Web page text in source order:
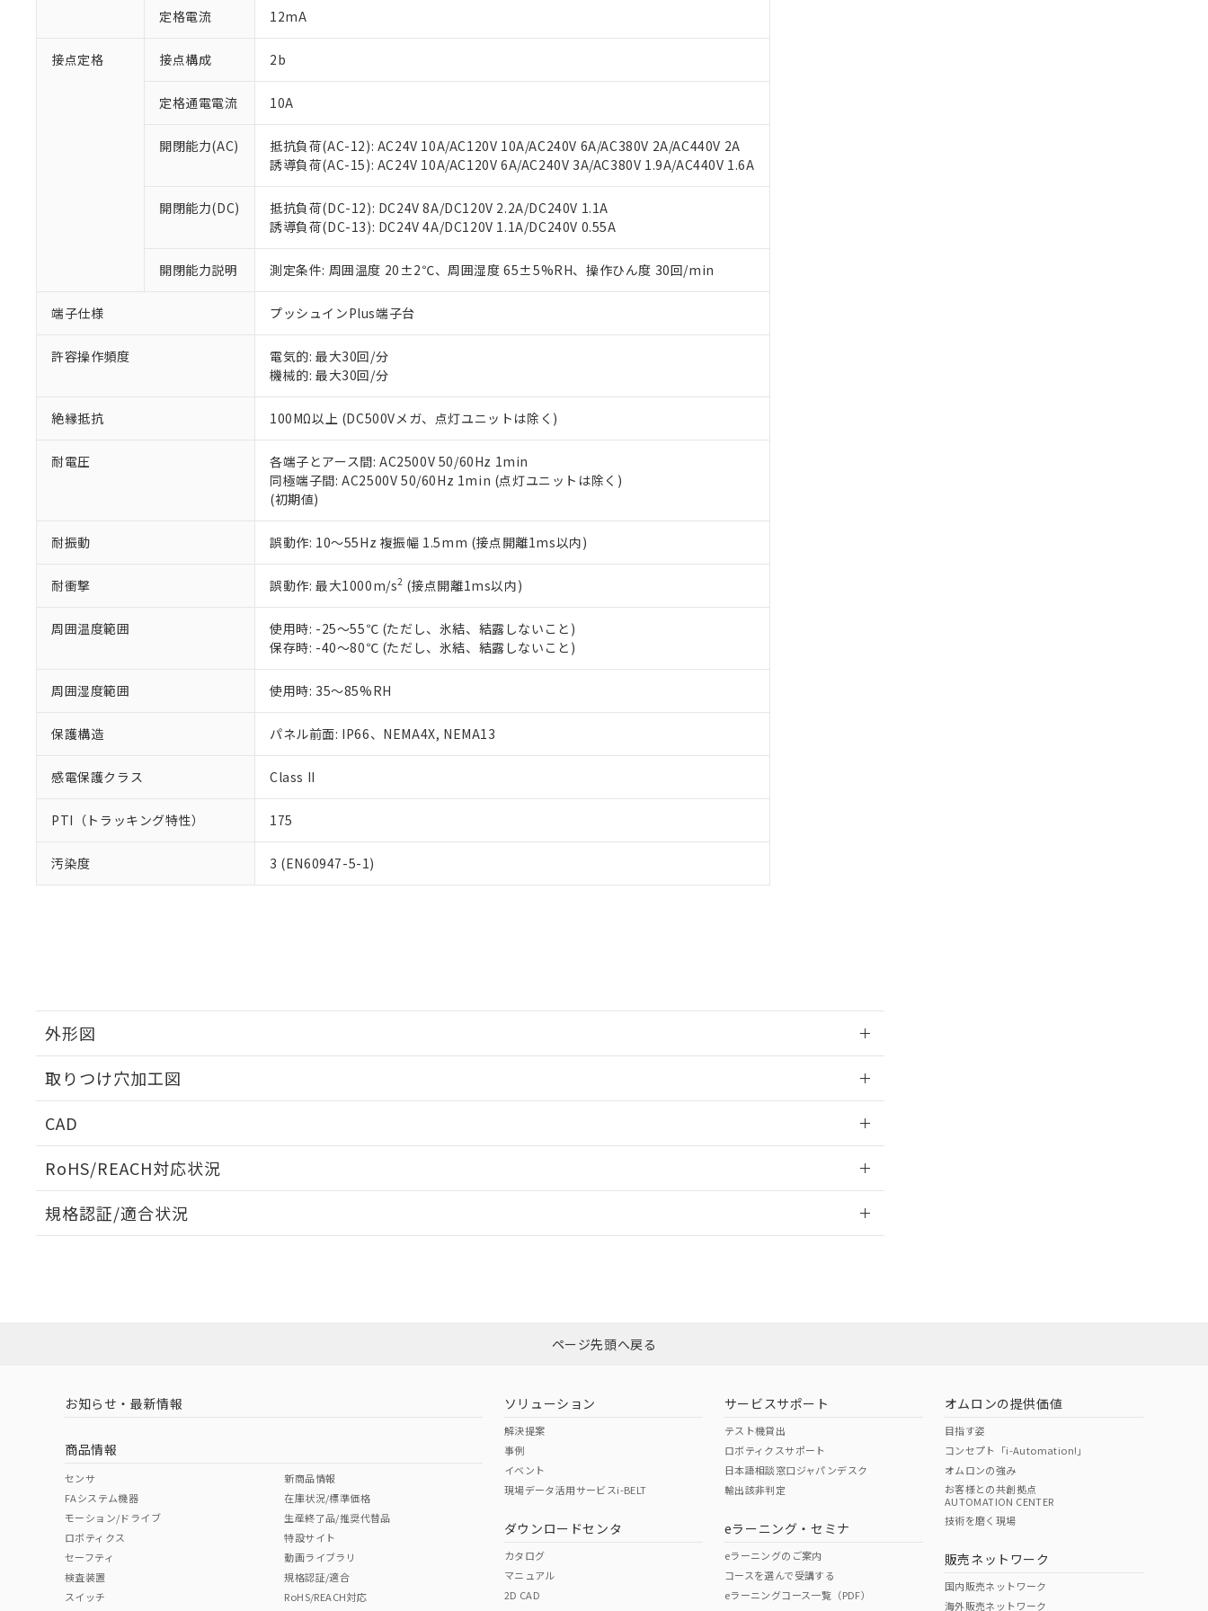
定格電流 12mA
接点定格 接点構成 2b
定格通電電流 10A
開閉能力(AC)
抵抗負荷(AC-12): AC24V 10A/AC120V 10A/AC240V 6A/AC380V 2A/AC440V 2A
誘導負荷(AC-15): AC24V 10A/AC120V 6A/AC240V 3A/AC380V 1.9A/AC440V 1.6A
開閉能力(DC)
抵抗負荷(DC-12): DC24V 8A/DC120V 2.2A/DC240V 1.1A
誘導負荷(DC-13): DC24V 4A/DC120V 1.1A/DC240V 0.55A
開閉能力説明 測定条件: 周囲温度 20±2℃、周囲湿度 65±5%RH、操作ひん度 30回/min
端子仕様 プッシュインPlus端子台
許容操作頻度
電気的: 最大30回/分
機械的: 最大30回/分
絶縁抵抗 100MΩ以上 (DC500Vメガ、点灯ユニットは除く)
耐電圧
各端子とアース間: AC2500V 50/60Hz 1min
同極端子間: AC2500V 50/60Hz 1min (点灯ユニットは除く)
(初期値)
耐振動 誤動作: 10～55Hz 複振幅 1.5mm (接点開離1ms以内)
耐衝撃 誤動作: 最大1000m/s2 (接点開離1ms以内)
周囲温度範囲
使用時: -25～55℃ (ただし、氷結、結露しないこと)
保存時: -40～80℃ (ただし、氷結、結露しないこと)
周囲湿度範囲 使用時: 35～85%RH
保護構造 パネル前面: IP66、NEMA4X, NEMA13
感電保護クラス Class II
PTI（トラッキング特性） 175
汚染度 3 (EN60947-5-1)
外形図
取りつけ穴加工図
CAD
RoHS/REACH対応状況
EU RoHS 注意事項・凡例
ダウンロードはこちら
中国 RoHS 注意事項・凡例
中国 RoHS表
Pb Hg Cr(VI)
O O
規格認証/適合状況
い。
正式な納期状況および標準価格はお客様のお取引先、またはお客様担当のオムロン制御機器販売店・
当社販売員にご相談ください。
オムロン制御機器販売店や当社販売拠点は「販売ネットワーク
」をご確認ください。
在庫状況および標準価格結果を当社の事前の承諾なく第三者に漏洩または開示しないようお願いしま
す。
マイパーツ機能（部品リスト作成サービス）をご利用いただくには、I-Webメンバーズにご登録され
お客様が当ウェブサイト上で当社にご登録された部品リストについて、当社および当社の共同利用者
が、当社の製品・サービスに関するお客様との取引・商談に必要な範囲で利用することをご了承くだ
さい。
※当社の共同利用者とは、"個人情報の共同利用に関して"
の「1.共同利用者の範囲」に記載されて
いる法人を指します。
但し、RoHS指令で産業用監視および制御機器に対する適用除外項目は除く。
※2 対応予定月
部品在庫の切り替え状況などにより、予定月が前後することがあります。
※3 非含有証明書ダウンロード
下記の非含有証明書をダウンロードすることができます。
EU RoHS指令（10物質）の非含有証明書
51物質の非含有証明書（当社基準）
※本証明書は発行日時点で非含有を証明するもので、過去に遡って非含有を証明するものではありません。
また、RoHS指令のフタル酸エステル類４物質の対応では、対応完了までの期間は出荷製品に未対応品が
混在することから備考欄に対応日を記載しておりました。
り割愛しております。
「○」：最大均質材料含有率が中国RoHSの基準値以下であることを示します。
「×」：最大均質材料含有率が中国RoHSの基準値を超えていることを示します。
*中国RoHS10物質の基準値 (GB/T26572)：
Pb(鉛) :1000ppm、 Hg(水銀) : 1000ppm、 Cd(カドミウム) : 100ppm、
Cr(Ⅵ)(六価クロム) : 1000ppm、 PBBs(ポリ臭化ビフェニル類) : 1000ppm、 PBDEs(ポリ臭化ジフェニルエーテル類) : 1000ppm、
DBP(フタル酸ジブチル) : 1000ppm、 DIBP(フタル酸ジイソブチル) : 1000ppm、 BBP(フタル酸ブチルベンジル) : 1000ppm、
DEHP(フタル酸ビス(2-エチルヘキシル)) : 1000ppm
※2 環境保護使用期限
「ｅ」：有害物質（10物質）のすべてが基準値以下であることを示します。
「10」：通常の使用状況下において有害物質が外部に漏えいし、環境に深刻な影響を及ぼさない年数を意
味します。
当社は、これら貴社製品のうち、外国為替および外国貿易法に定める商品（以下｢規制貨物等」とい
当社は貴社製品を、核兵器、ミサイル、化学兵器、生物兵器またはその他武器並びにこれらの製造装
置等に一切使用いたしません。
当社は、貴社製品を第三者に販売する場合は、上記1、2および3の内容を当該第三者に通知します。
また当社は、販売先および販売に係わる関係者が違法に輸出するおそれがある場合は、取り引きをい
たしません。
号
○ 一定数以上の在庫あり
△ 一定数には満たないが在庫あり
－
在庫なし(最新の在庫状況については、お客様のお取引先、またはお客様担当のオムロン制御
機器販売店・当社販売員にご確認ください)
空
白
受注生産機種、また在庫状況の情報を公開していない機種
ページ先頭へ戻る
お知らせ・最新情報
商品情報
センサ
FAシステム機器
モーション/ドライブ
ロボティクス
セーフティ
検査装置
スイッチ
新商品情報
在庫状況/標準価格
生産終了品/推奨代替品
特設サイト
動画ライブラリ
規格認証/適合
RoHS/REACH対応
ソリューション
解決提案
事例
イベント
現場データ活用サービスi-BELT
ダウンロードセンタ
カタログ
マニュアル
2D CAD
サービスサポート
テスト機貸出
ロボティクスサポート
日本語相談窓口ジャパンデスク
輸出該非判定
eラーニング・セミナ
eラーニングのご案内
コースを選んで受講する
eラーニングコース一覧（PDF）
オムロンの提供価値
目指す姿
コンセプト「i-Automation!」
オムロンの強み
お客様との共創拠点
AUTOMATION CENTER
技術を磨く現場
販売ネットワーク
国内販売ネットワーク
海外販売ネットワーク